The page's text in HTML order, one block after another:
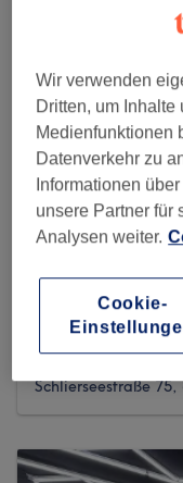
Friseur Noor
183
Schlierseestraße
Wir verwenden
Dritten, um
Medienfunktionen
Datenverkehr zu
Informationen
unsere Partner für
Analysen weiter.
Cookie-